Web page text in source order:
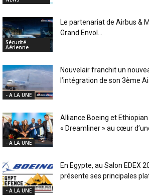
Sécurité
Aérienne
Le partenariat de Airbus &
Grand Envol...
- A LA UNE
Nouvelair franchit un
l’intégration de son 3ème
- A LA UNE
Alliance Boeing et Ethiopian
« Dreamliner » au cœur
- A LA UNE
En Egypte, au Salon EDEX
présente ses principales